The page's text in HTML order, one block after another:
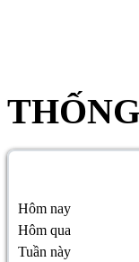
Hôm nay
Hôm qua
Tuần này